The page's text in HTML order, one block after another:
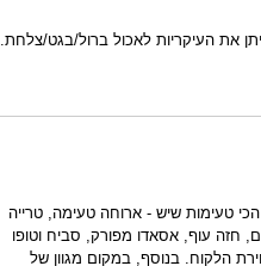
את העיקריות לאכול ברול/בגט/צלחת.
טעימות שיש - ארוחה טעימה, טרייה
חזה עוף, אסאדו מפורק, סביח וטופו
הלקוח. בנוסף, במקום מגוון של